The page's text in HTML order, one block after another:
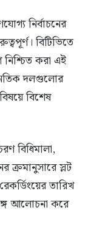
নির্বাচনের
বিটিভিতে
নিশ্চিত করা এই
দলগুলোর
বিশেষ
বিধিমালা,
স্লট
তারিখ
আলোচনা করে